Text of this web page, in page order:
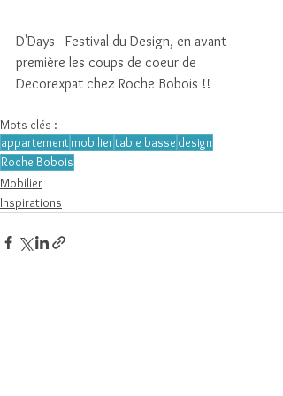
D'Days - Festival du Design, en avant-
première les coups de coeur de
Decorexpat chez Roche Bobois !!
Mots-clés :
appartementmobiliertable basse design
Roche Bobois
Mobilier
Inspirations